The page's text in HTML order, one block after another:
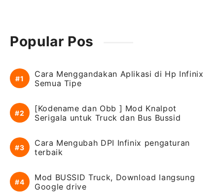
Popular Pos
Cara Menggandakan Aplikasi di Hp Infinix
Semua Tipe
[Kodename dan Obb ] Mod Knalpot
Serigala untuk Truck dan Bus Bussid
Cara Mengubah DPI Infinix pengaturan
terbaik
Mod BUSSID Truck, Download langsung
Google drive